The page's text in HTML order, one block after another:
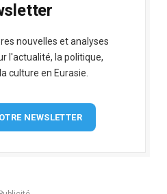
nouvelles et analyses
l'actualité, la politique,
culture en Eurasie.
NEWSLETTER